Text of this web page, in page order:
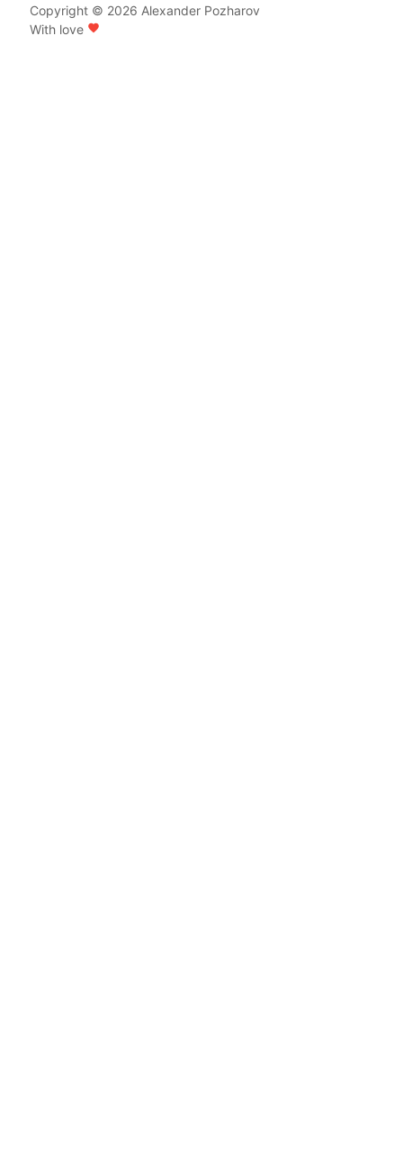
Copyright © 2026 Alexander Pozharov
With love favorite